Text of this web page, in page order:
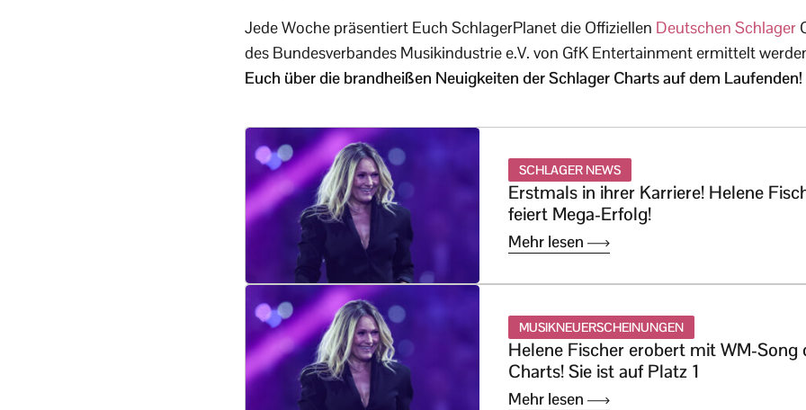
Jede Woche präsentiert Euch SchlagerPlanet die Offiziellen Deutschen Schlager
des Bundesverbandes Musikindustrie e.V. von GfK Entertainment ermittelt
Euch über die brandheißen Neuigkeiten der Schlager Charts auf dem Laufenden!
SCHLAGER NEWS
Erstmals in ihrer Karriere! Helene
feiert Mega-Erfolg!
Mehr lesen
MUSIKNEUERSCHEINUNGEN
Helene Fischer erobert mit WM-Song
Charts! Sie ist auf Platz 1
Mehr lesen